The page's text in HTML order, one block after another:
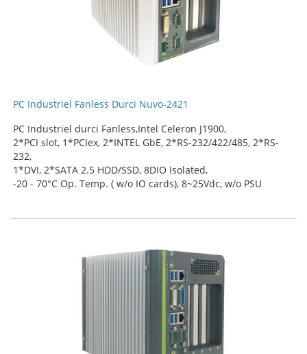
PC Industriel Fanless Durci Nuvo-2421
PC Industriel durci Fanless,Intel Celeron J1900,
2*PCI slot, 1*PCIex, 2*INTEL GbE, 2*RS-232/422/485, 2*RS-
232,
1*DVI, 2*SATA 2.5 HDD/SSD, 8DIO Isolated,
-20 - 70°C Op. Temp. ( w/o IO cards), 8~25Vdc, w/o PSU